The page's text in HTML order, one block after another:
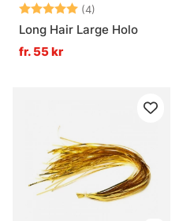
Betyg: (4)
5.0 utav 5
Long Hair Large Holo
fr. 55 kr